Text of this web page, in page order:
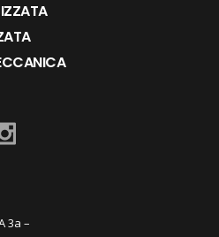
3a –